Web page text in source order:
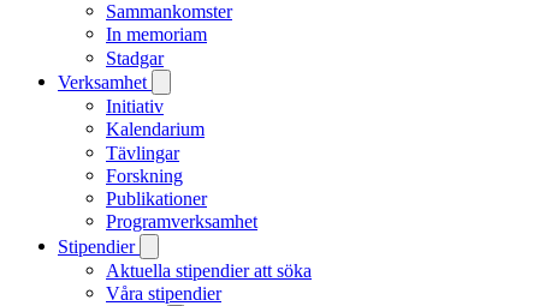
Sammankomster
In memoriam
Stadgar
Verksamhet
Initiativ
Kalendarium
Tävlingar
Forskning
Publikationer
Programverksamhet
Stipendier
Aktuella stipendier att söka
Våra stipendier